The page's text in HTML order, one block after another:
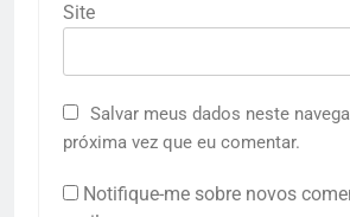
Site
Salvar meus dados neste
próxima vez que eu comentar.
Notifique-me sobre novos